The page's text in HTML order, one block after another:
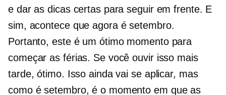
e dar as dicas certas para seguir em frente. E
sim, acontece que agora é setembro.
Portanto, este é um ótimo momento para
começar as férias. Se você ouvir isso mais
tarde, ótimo. Isso ainda vai se aplicar, mas
como é setembro, é o momento em que as